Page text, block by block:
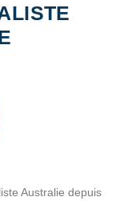
Australie depuis